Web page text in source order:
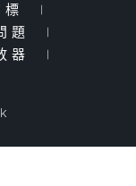
標
|
題
|
器
|